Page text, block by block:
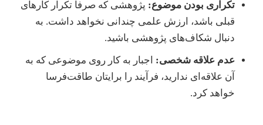
تکراری بودن موضوع: پژوهشی که صرفاً تکرار کارهای
قبلی باشد، ارزش علمی چندانی نخواهد داشت. به
دنبال شکاف‌های پژوهشی باشید.
عدم علاقه شخصی: اجبار به کار روی موضوعی که به
آن علاقه‌ای ندارید، فرآیند را برایتان طاقت‌فرسا
خواهد کرد.